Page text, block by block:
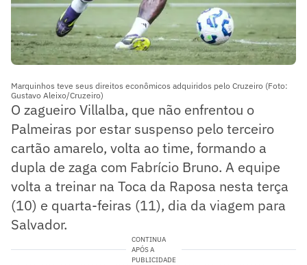
Marquinhos teve seus direitos econômicos adquiridos pelo Cruzeiro (Foto:
Gustavo Aleixo/Cruzeiro)
O zagueiro Villalba, que não enfrentou o
Palmeiras por estar suspenso pelo terceiro
cartão amarelo, volta ao time, formando a
dupla de zaga com Fabrício Bruno. A equipe
volta a treinar na Toca da Raposa nesta terça
(10) e quarta-feiras (11), dia da viagem para
Salvador.
CONTINUA
APÓS A
PUBLICIDADE